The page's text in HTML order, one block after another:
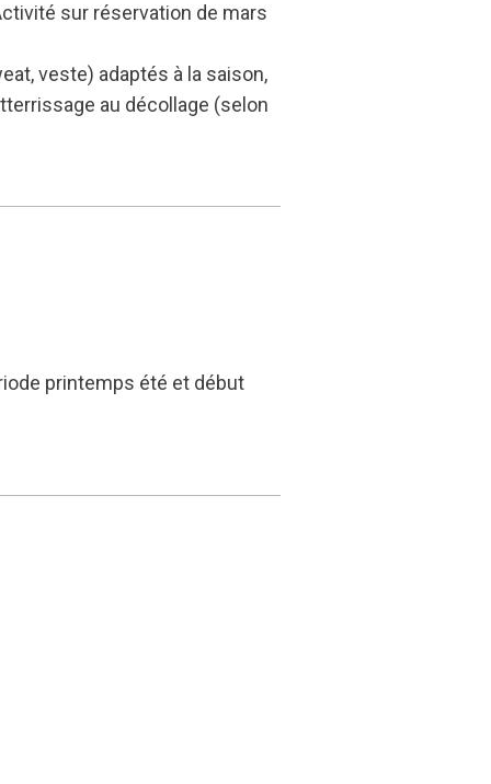
sur réservation de mars
veste) adaptés à la saison,
au décollage (selon
printemps été et début